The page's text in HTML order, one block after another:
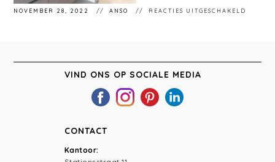
NOVEMBER 28, 2022 ANSO REACTIES UITGESCHAKELD
VIND ONS OP SOCIALE MEDIA
CONTACT
Kantoor: